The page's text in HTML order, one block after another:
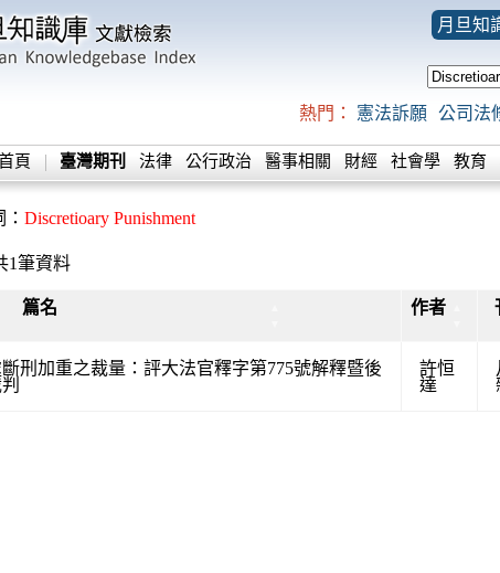
月旦知
熱門： 憲法訴願 公司法
頁 臺灣期刊 法律 公行政治 醫事相關 財經 社會學 教育
Discretioary Punishment
1筆資料
篇名 作者
刑加重之裁量：評大法官釋字第775號解釋暨後
許恒
達